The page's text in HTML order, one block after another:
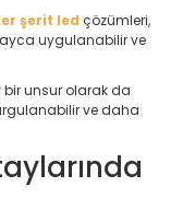
şerit led çözümleri,
uygulanabilir ve
unsur olarak da
ve daha